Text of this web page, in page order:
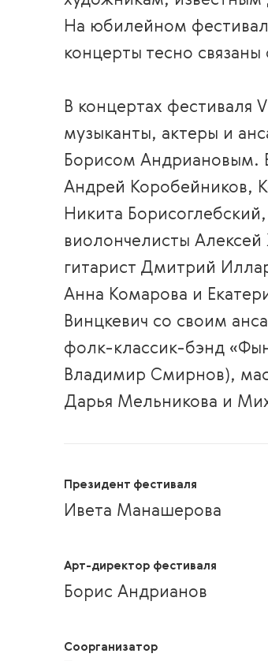
На юбилейном
концерты тесно связаны
В концертах фестиваля
музыканты, актеры и
Борисом Андриановым.
Андрей Коробейников,
Никита
виолончелисты
гитарист Дмитрий
Анна Комарова и
Винцкевич со своим
фолк-классик-бэнд
Владимир Смирнов),
Дарья Мельникова и
Президент фестиваля
Ивета Манашерова
Арт-директор фестиваля
Борис Андрианов
Соорганизатор